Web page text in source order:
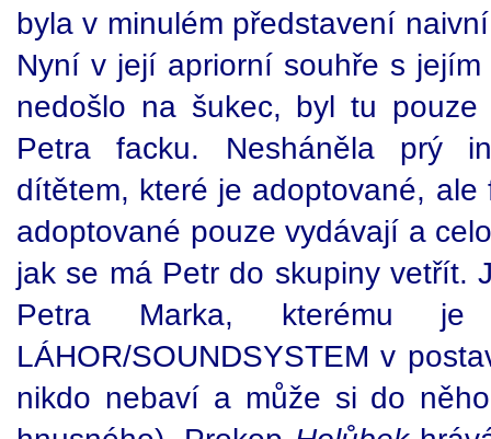
byla v minulém představení
Nyní v její apriorní souhře s
nedošlo na šukec, byl tu
Petra facku. Nesháněla prý
dítětem, které je adoptované,
adoptované pouze vydávají a
jak se má Petr do skupiny vetřít.
Petra Marka, kterému je
LÁHOR/SOUNDSYSTEM v
nikdo nebaví a může si do